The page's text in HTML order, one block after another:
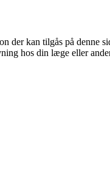
kan tilgås på denne
hos din læge eller